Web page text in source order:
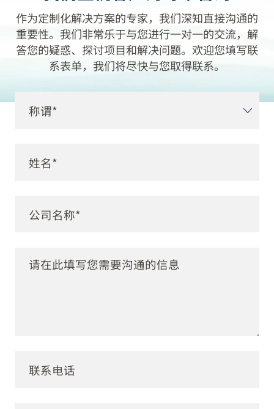
作为定制化解决方案的专家，我们深知直接沟通的
重要性。我们非常乐于与您进行一对一的交流，解
答您的疑惑、探讨项目和解决问题。欢迎您填写联
系表单，我们将尽快与您取得联系。